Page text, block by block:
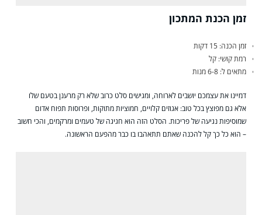
זמן הכנת המתכון
זמן הכנה: 15 דקות
רמת קושי: קל
מתאים ל: 6-8 מנות
דמיינו את עצמכם יושבים לארוחה, ומגישים סלט כרוב שלא רק מרענן בטעם שלו
אלא גם מפוצץ בכל טוב: אגוזים קלויים, חמוציות מתוקות, ופרוסות תפוח אדום
שמוסיפות נגיעה של פריכות. הסלט הזה הוא חגיגה של טעמים ומרקמים, והכי חשוב
– הוא כל כך קל להכנה שאתם תתאהבו בו כבר מהפעם הראשונה.